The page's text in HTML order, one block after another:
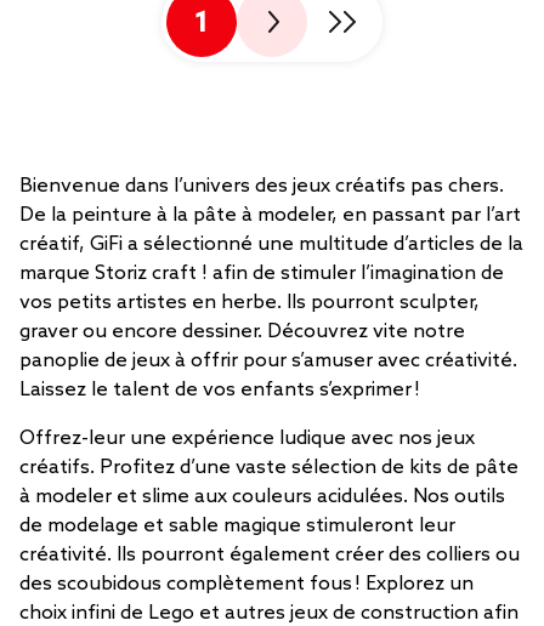
1
Bienvenue dans l’univers des jeux créatifs pas chers.
De la peinture à la pâte à modeler, en passant par l’art
créatif, GiFi a sélectionné une multitude d’articles de la
marque Storiz craft ! afin de stimuler l’imagination de
vos petits artistes en herbe. Ils pourront sculpter,
graver ou encore dessiner. Découvrez vite notre
panoplie de jeux à offrir pour s’amuser avec créativité.
Laissez le talent de vos enfants s’exprimer !
Offrez-leur une expérience ludique avec nos jeux
créatifs. Profitez d’une vaste sélection de kits de pâte
à modeler et slime aux couleurs acidulées. Nos outils
de modelage et sable magique stimuleront leur
créativité. Ils pourront également créer des colliers ou
des scoubidous complètement fous ! Explorez un
choix infini de Lego et autres jeux de construction afin